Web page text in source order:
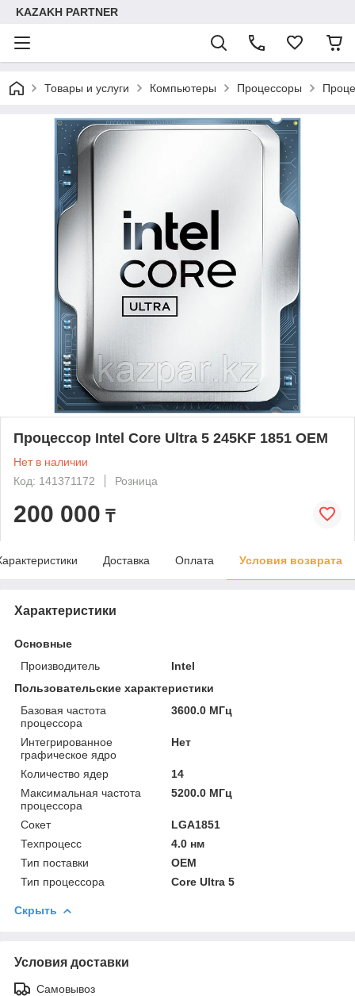
KAZAKH PARTNER
Товары и услуги Компьютеры Процессоры
Процессор Intel Core Ultra 5 245KF 1851 OEM
Нет в наличии
Код: 141371172
Розница
200 000 ₸
Доставка Оплата Условия возврата
Характеристики
Основные
Производитель
Intel
Пользовательские характеристики
Базовая частота
процессора
3600.0 МГц
Интегрированное
графическое ядро
Нет
Количество ядер
14
Максимальная частота
процессора
5200.0 МГц
Сокет
LGA1851
Техпроцесс
4.0 нм
Тип поставки
OEM
Тип процессора
Core Ultra 5
Скрыть
Условия доставки
Самовывоз